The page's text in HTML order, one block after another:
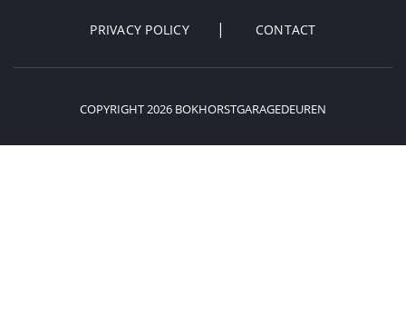
PRIVACY POLICY CONTACT
COPYRIGHT 2026 BOKHORSTGARAGEDEUREN